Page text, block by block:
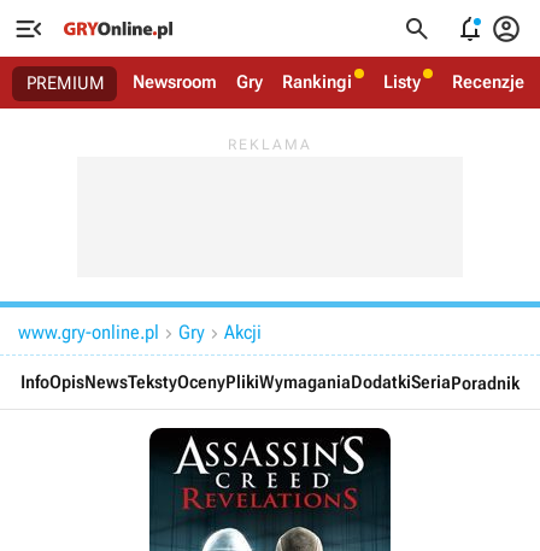
   
PREMIUM Newsroom Gry Rankingi Listy Recenzje
www.gry-online.pl  Gry  Akcji
InfoOpisNewsTekstyOcenyPlikiWymaganiaDodatkiSeriaPoradnik